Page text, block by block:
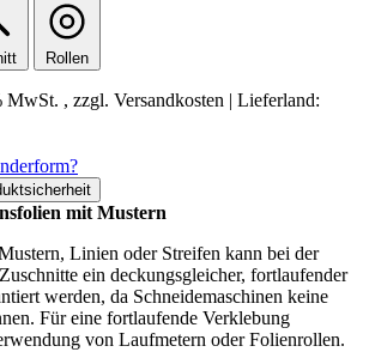
Rollen
MwSt. , zzgl. Versandkosten | Lieferland:
mit Mustern
Linien oder Streifen kann bei der
ein deckungsgleicher, fortlaufender
werden, da Schneidemaschinen keine
Für eine fortlaufende Verklebung
von Laufmetern oder Folienrollen.